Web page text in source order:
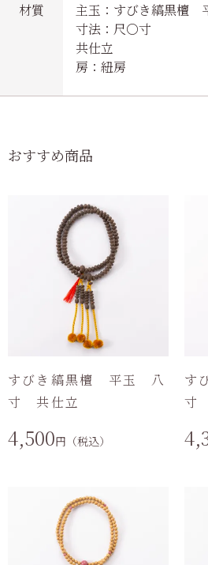
材質
主玉：すびき縞黒檀
寸法：尺〇寸
共仕立
房：紐房
おすすめ商品
すびき縞黒檀 平玉 八
寸 共仕立
4,500円（税込）
す
寸